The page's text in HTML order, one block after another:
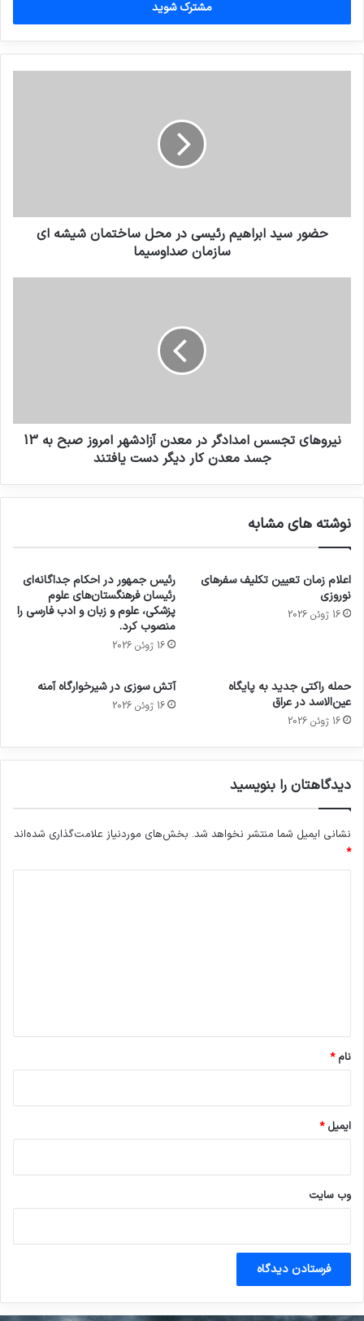
وارد
کنید
حضور سید ابراهیم رئیسی در محل ساختمان شيشه اي
سازمان صداوسيما
نیروهای تجسس امدادگر در معدن آزادشهر امروز صبح به 13
جسد معدن کار دیگر دست یافتند
نوشته های مشابه
اعلام زمان تعیین تکلیف سفرهای
نوروزی
16 ژوئن 2026
رئیس جمهور در احکام جداگانه‌ای
رئیسان فرهنگستان‌های علوم
پزشکی، علوم و زبان و ادب فارسی را
منصوب کرد.
16 ژوئن 2026
حمله راکتی جدید به پایگاه
عین‌الاسد در عراق
16 ژوئن 2026
آتش سوزی در شیرخوارگاه آمنه
16 ژوئن 2026
دیدگاهتان را بنویسید
نشانی ایمیل شما منتشر نخواهد شد. بخش‌های موردنیاز علامت‌گذاری شده‌اند
*
نام*
ایمیل*
وب‌ سایت